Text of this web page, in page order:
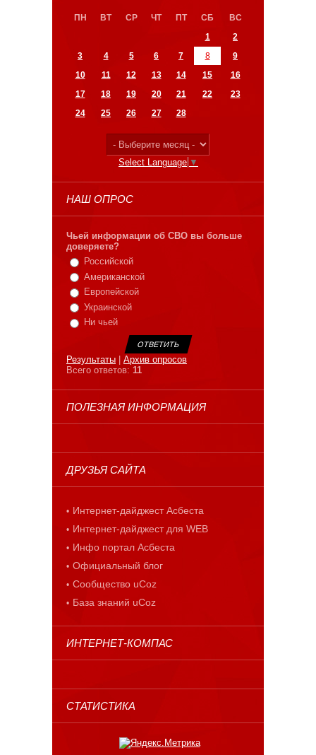
ПН ВТ СР ЧТ ПТ СБ
ВС
1
2
3
4 5 6 7 8
9
10
11 12 13 14 15
16
17
18 19 20 21 22
23
24
25 26 27 28
Select Language ▼
НАШ ОПРОС
Чьей информации об СВО вы больше
доверяете?
Российской
Американской
Европейской
Украинской
Ни чьей
Результаты
Архив опросов
Всего ответов: 11
ПОЛЕЗНАЯ ИНФОРМАЦИЯ
ДРУЗЬЯ САЙТА
Интернет-дайджест Асбеста
Интернет-дайджест для WEB
Инфо портал Асбеста
Официальный блог
Сообщество uCoz
База знаний uCoz
ИНТЕРНЕТ-КОМПАС
СТАТИСТИКА